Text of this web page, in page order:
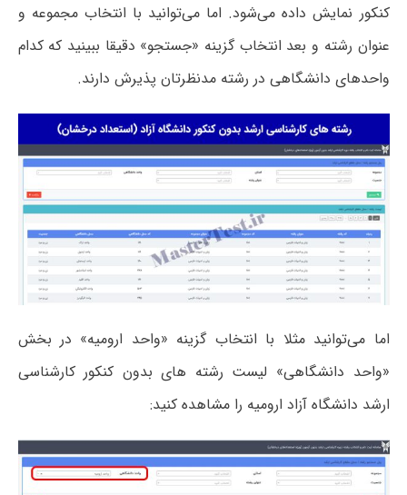
کنکور نمایش داده می‌شود. اما می‌توانید با انتخاب مجموعه و
عنوان رشته و بعد انتخاب گزینه «جستجو» دقیقا ببینید که کدام
واحدهای دانشگاهی در رشته مدنظرتان پذیرش دارند.
اما می‌توانید مثلا با انتخاب گزینه «واحد ارومیه» در بخش
«واحد دانشگاهی» لیست رشته های بدون کنکور کارشناسی
ارشد دانشگاه آزاد ارومیه را مشاهده کنید: